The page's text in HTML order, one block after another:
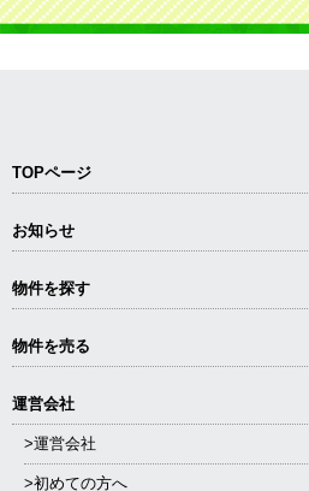
TOPページ
お知らせ
物件を探す
物件を売る
運営会社
>運営会社
>初めての方へ